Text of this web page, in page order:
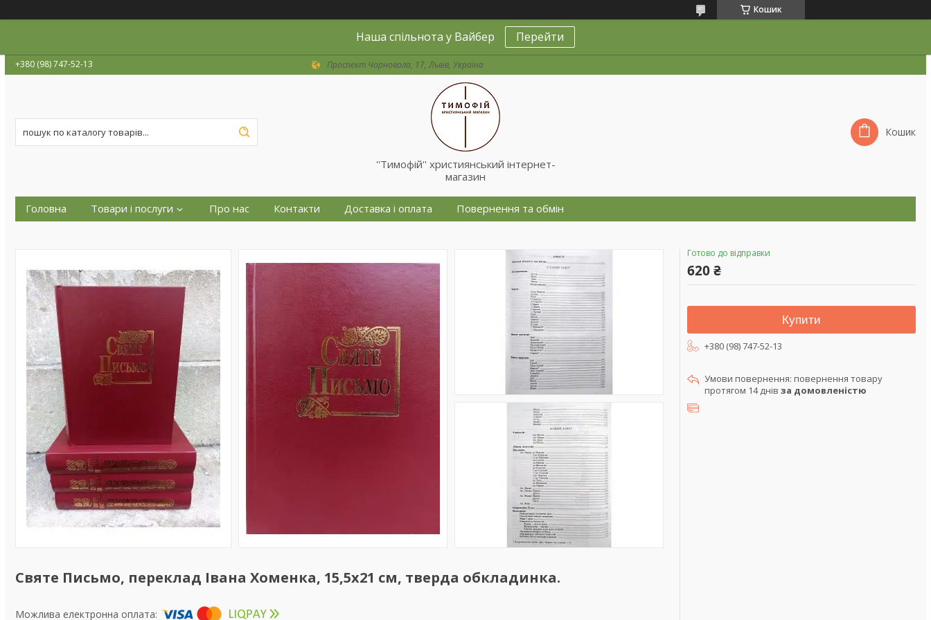
Кошик
Наша спільнота у Вайбер Перейти
+380 (98) 747-52-13 Проспект Чорновола, 17, Львів, Україна
''Тимофій'' християнський інтернет-
магазин
Кошик
Головна Товари і послуги Про нас Контакти Доставка і оплата Повернення та обмін
Святе Письмо, переклад Івана Хоменка, 15,5х21 см, тверда обкладинка.
Готово до відправки
620 ₴
Купити
+380 (98) 747-52-13
повернення товару
протягом 14 днів за домовленістю